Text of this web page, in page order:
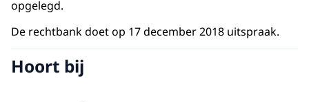
opgelegd.
De rechtbank doet op 17 december 2018 uitspraak.
Hoort bij